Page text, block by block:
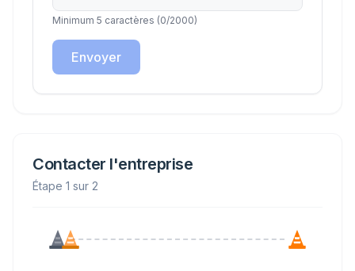
Minimum 5 caractères (0/2000)
Envoyer
Contacter l'entreprise
Étape 1 sur 2